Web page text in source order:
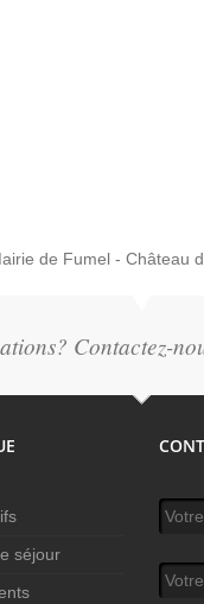
de Fumel - Château
Contactez-
séjour